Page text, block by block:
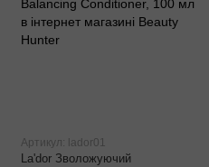
Артикул: lador01
La'dor Зволожуючий